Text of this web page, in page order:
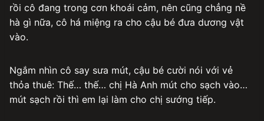
rồi cô đang trong cơn khoái cảm, nên cũng chẳng nề
hà gì nữa, cô há miệng ra cho cậu bé đưa dương vật
vào.
Ngắm nhìn cô say sưa mút, cậu bé cười nói với vẻ
thỏa thuê: Thế… thế… chị Hà Anh mút cho sạch vào…
mút sạch rồi thì em lại làm cho chị sướng tiếp.